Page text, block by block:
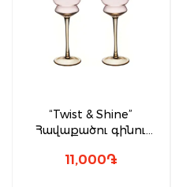
“Twist & Shine”
Հավաքածու գինու
11,000֏